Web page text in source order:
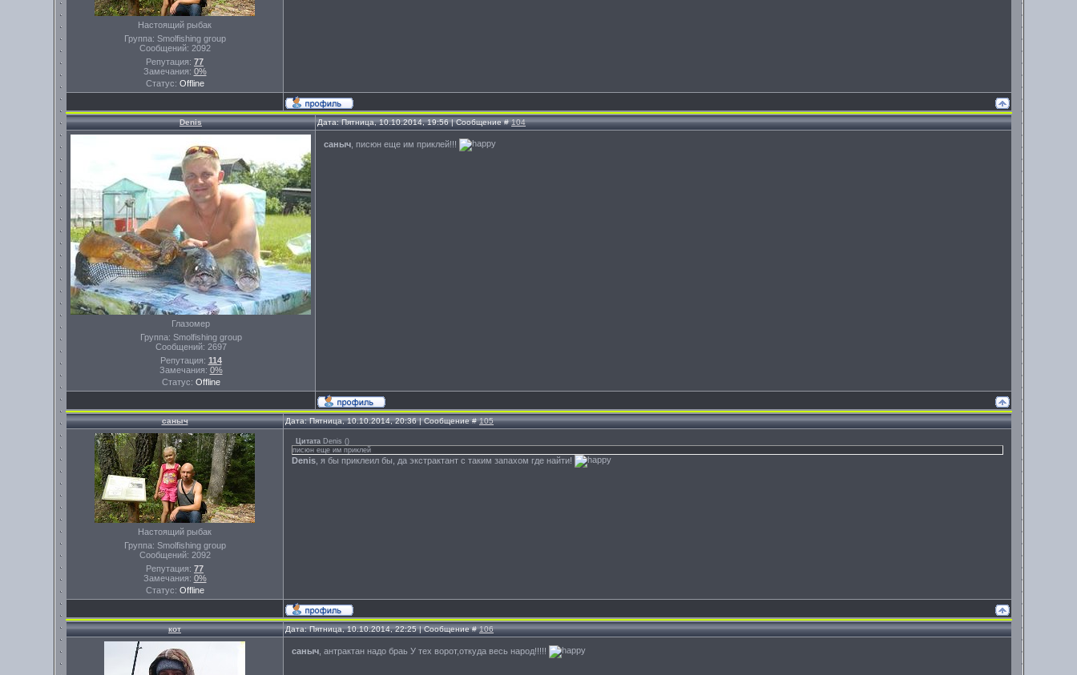
Настоящий рыбак
Группа: Smolfishing group
Сообщений: 2092
Репутация: 77
Замечания: 0%
Статус: Offline
Denis Дата: Пятница, 10.10.2014, 19:56 | Сообщение #104
Глазомер
Группа: Smolfishing group
Сообщений: 2697
Репутация: 114
Замечания: 0%
Статус: Offline
саныч , писюн еще им приклей!!!
саныч Дата: Пятница, 10.10.2014, 20:36 | Сообщение #105
Настоящий рыбак
Группа: Smolfishing group
Сообщений: 2092
Репутация: 77
Замечания: 0%
Статус: Offline
Цитата Denis ()
писюн еще им приклей
Denis , я бы приклеил бы, да экстрактант с таким запахом где найти!
кот Дата: Пятница, 10.10.2014, 22:25 | Сообщение #106
саныч , антрактан надо браь У тех ворот,откуда весь народ!!!!!